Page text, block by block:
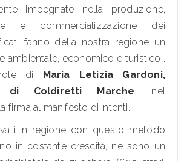
impegnate nella produzione,
e commercializzazione dei
fanno della nostra regione un
ambientale, economico e turistico”.
di
Maria Letizia Gardoni,
di Coldiretti Marche, nel
firma al manifesto di intenti.
in regione con questo metodo
in costante crescita, ne sono un